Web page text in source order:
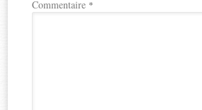
Commentaire *